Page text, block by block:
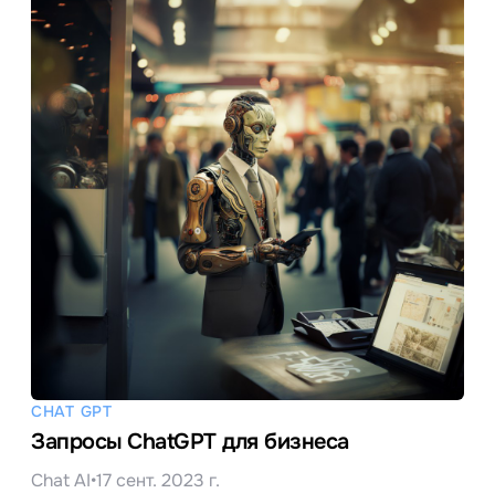
CHAT GPT
Запросы ChatGPT для бизнеса
Chat AI•17 сент. 2023 г.